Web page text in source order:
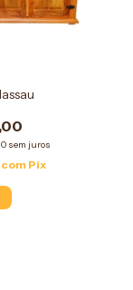
sem juros
com Pix